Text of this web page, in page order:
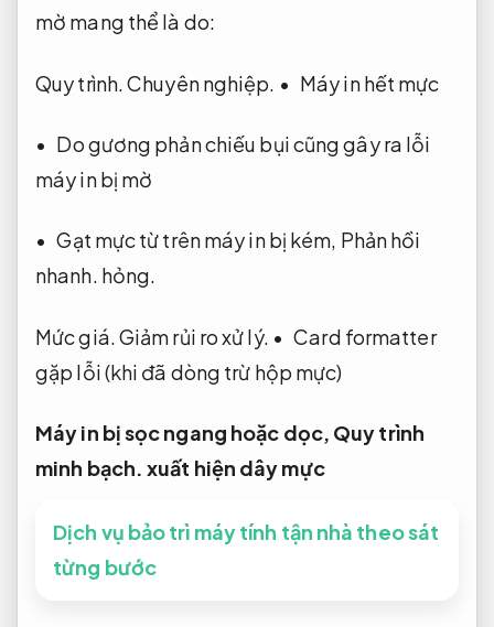
mờ mang thể là do:
Quy trình.Chuyên nghiệp. • Máy in hết mực
• Do gương phản chiếu bụi cũng gây ra lỗi
máy in bị mờ
• Gạt mực từ trên máy in bị kém, Phản hồi
nhanh. hỏng.
Mức giá.Giảm rủi ro xử lý. • Card formatter
gặp lỗi (khi đã dòng trừ hộp mực)
Máy in bị sọc ngang hoặc dọc, Quy trình
minh bạch. xuất hiện dây mực
Dịch vụ bảo trì máy tính tận nhà theo sát
từng bước